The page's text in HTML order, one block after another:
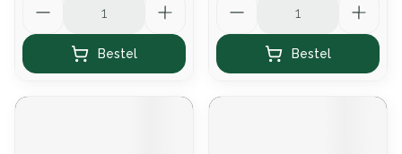
Bestel Bestel